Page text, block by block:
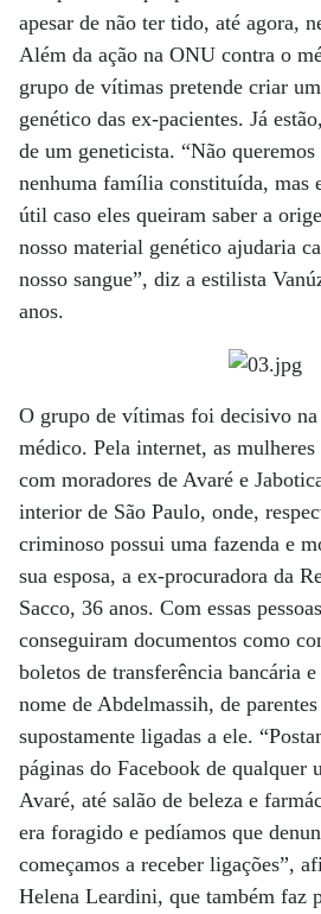
apesar de não ter tido, até agora,
Além da ação na ONU contra o
grupo de vítimas pretende criar
genético das ex-pacientes. Já
de um geneticista. “Não
nenhuma família constituída, mas
útil caso eles queiram saber a
nosso material genético ajudaria
nosso sangue”, diz a estilista
anos.
O grupo de vítimas foi decisivo
médico. Pela internet, as
com moradores de Avaré e
interior de São Paulo, onde,
criminoso possui uma fazenda e
sua esposa, a ex-procuradora da
Sacco, 36 anos. Com essas
conseguiram documentos como
boletos de transferência bancária
nome de Abdelmassih, de parentes
supostamente ligadas a ele.
páginas do Facebook de qualquer
Avaré, até salão de beleza e
era foragido e pedíamos que
começamos a receber ligações”,
Helena Leardini, que também faz